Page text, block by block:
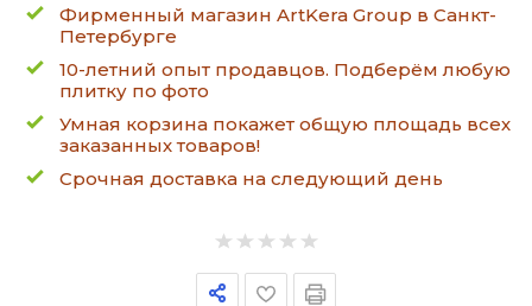
Фирменный магазин ArtKera Group в Санкт-
Петербурге
10-летний опыт продавцов. Подберём любую
плитку по фото
Умная корзина покажет общую площадь всех
заказанных товаров!
Срочная доставка на следующий день